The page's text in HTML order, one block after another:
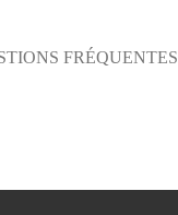
FRÉQUENTES